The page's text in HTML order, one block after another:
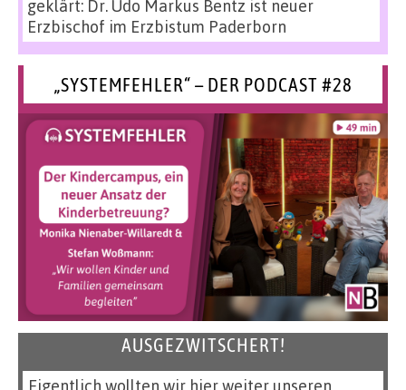
geklärt: Dr. Udo Markus Bentz ist neuer
Erzbischof im Erzbistum Paderborn
„SYSTEMFEHLER“ – DER PODCAST #28
AUSGEZWITSCHERT!
Eigentlich wollten wir hier weiter unseren